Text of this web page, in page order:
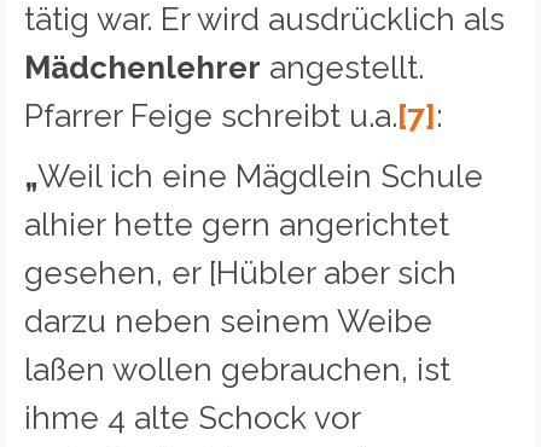
tätig war. Er wird ausdrücklich als
Mädchenlehrer angestellt.
Pfarrer Feige schreibt u.a.[7]:
„Weil ich eine Mägdlein Schule
alhier hette gern angerichtet
gesehen, er [Hübler aber sich
darzu neben seinem Weibe
laßen wollen gebrauchen, ist
ihme 4 alte Schock vor